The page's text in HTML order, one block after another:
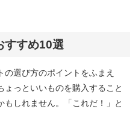
すすめ10選
の選び方のポイントをふまえ
っといいものを購入すること
しれません。「これだ！」と